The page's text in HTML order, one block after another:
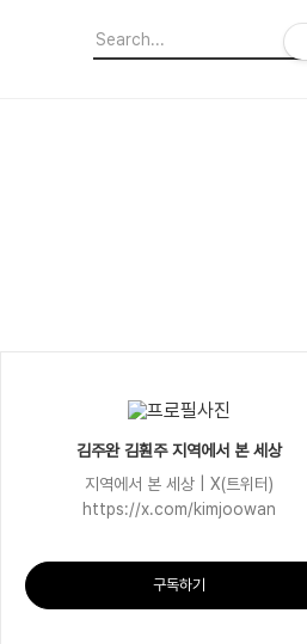
김주완 김훤주 지역에서 본 세상
지역에서 본 세상 | X(트위터)
https://x.com/kimjoowan
구독하기